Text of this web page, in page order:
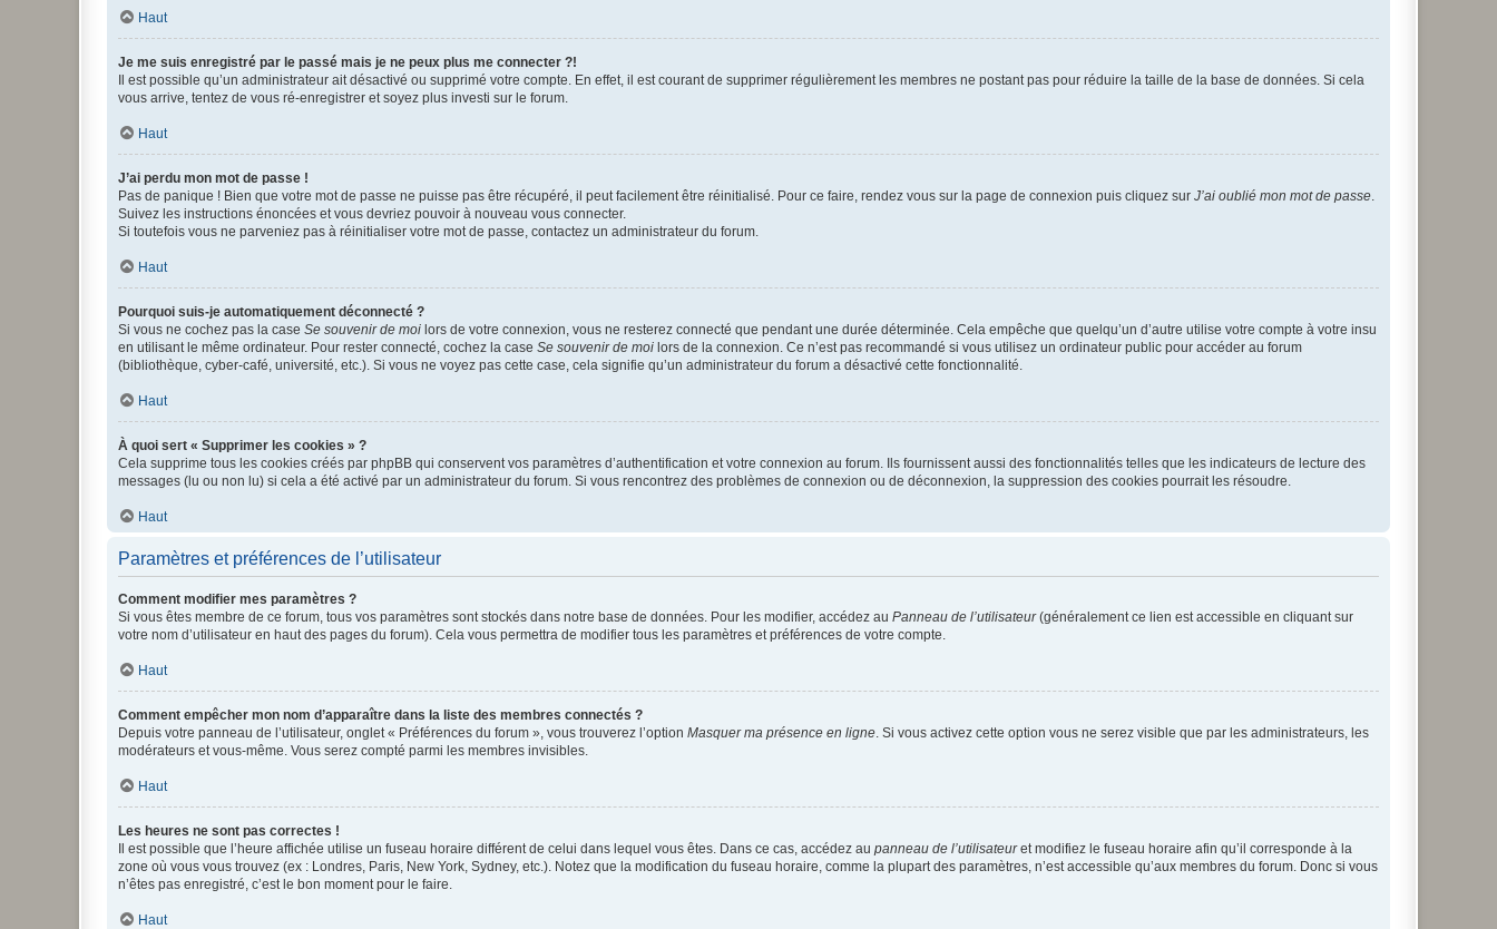
Haut
Je me suis enregistré par le passé mais je ne peux plus me connecter ?!
Il est possible qu’un administrateur ait désactivé ou supprimé votre compte. En effet, il est courant de supprimer régulièrement les membres ne postant pas pour réduire la taille de la base de données. Si cela
vous arrive, tentez de vous ré-enregistrer et soyez plus investi sur le forum.
Haut
J’ai perdu mon mot de passe !
Pas de panique ! Bien que votre mot de passe ne puisse pas être récupéré, il peut facilement être réinitialisé. Pour ce faire, rendez vous sur la page de connexion puis cliquez sur J’ai oublié mon mot de passe
Suivez les instructions énoncées et vous devriez pouvoir à nouveau vous connecter.
Si toutefois vous ne parveniez pas à réinitialiser votre mot de passe, contactez un administrateur du forum.
Haut
Pourquoi suis-je automatiquement déconnecté ?
Si vous ne cochez pas la case Se souvenir de moi lors de votre connexion, vous ne resterez connecté que pendant une durée déterminée. Cela empêche que quelqu’un d’autre utilise votre compte à votre insu
en utilisant le même ordinateur. Pour rester connecté, cochez la case Se souvenir de moi lors de la connexion. Ce n’est pas recommandé si vous utilisez un ordinateur public pour accéder au forum
(bibliothèque, cyber-café, université, etc.). Si vous ne voyez pas cette case, cela signifie qu’un administrateur du forum a désactivé cette fonctionnalité.
Haut
À quoi sert « Supprimer les cookies » ?
Cela supprime tous les cookies créés par phpBB qui conservent vos paramètres d’authentification et votre connexion au forum. Ils fournissent aussi des fonctionnalités telles que les indicateurs de lecture des
messages (lu ou non lu) si cela a été activé par un administrateur du forum. Si vous rencontrez des problèmes de connexion ou de déconnexion, la suppression des cookies pourrait les résoudre.
Haut
Paramètres et préférences de l’utilisateur
Comment modifier mes paramètres ?
Si vous êtes membre de ce forum, tous vos paramètres sont stockés dans notre base de données. Pour les modifier, accédez au Panneau de l’utilisateur(généralement ce lien est accessible en cliquant sur
votre nom d’utilisateur en haut des pages du forum). Cela vous permettra de modifier tous les paramètres et préférences de votre compte.
Haut
Comment empêcher mon nom d’apparaître dans la liste des membres connectés ?
Depuis votre panneau de l’utilisateur, onglet « Préférences du forum », vous trouverez l’option Masquer ma présence en ligne . Si vous activez cette option vous ne serez visible que par les administrateurs, les
modérateurs et vous-même. Vous serez compté parmi les membres invisibles.
Haut
Les heures ne sont pas correctes !
Il est possible que l’heure affichée utilise un fuseau horaire différent de celui dans lequel vous êtes. Dans ce cas, accédez au panneau de l’utilisateuret modifiez le fuseau horaire afin qu’il corresponde à la
zone où vous vous trouvez (ex : Londres, Paris, New York, Sydney, etc.). Notez que la modification du fuseau horaire, comme la plupart des paramètres, n’est accessible qu’aux membres du forum. Donc si vous
n’êtes pas enregistré, c’est le bon moment pour le faire.
Haut